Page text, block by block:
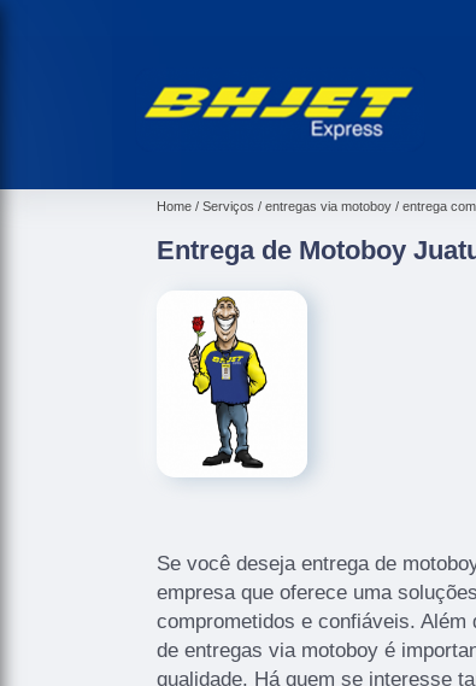
Home Serviços entregas via motoboy entrega
Entrega de Motoboy
Se você deseja entrega de
empresa que oferece uma
comprometidos e confiáveis.
de entregas via motoboy é
qualidade. Há quem se interesse